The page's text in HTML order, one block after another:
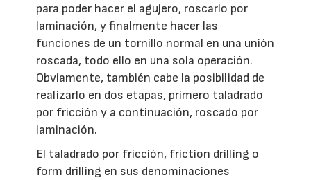
para poder hacer el agujero, roscarlo por
laminación, y finalmente hacer las
funciones de un tornillo normal en una unión
roscada, todo ello en una sola operación.
Obviamente, también cabe la posibilidad de
realizarlo en dos etapas, primero taladrado
por fricción y a continuación, roscado por
laminación.
El taladrado por fricción, friction drilling o
form drilling en sus denominaciones